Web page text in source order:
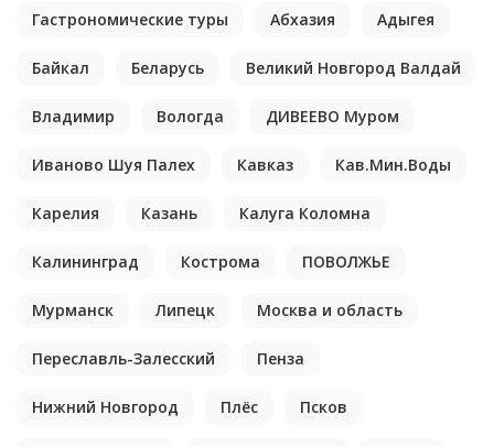
Гастрономические туры Абхазия Адыгея
Байкал Беларусь Великий Новгород Валдай
Владимир Вологда ДИВЕЕВО Муром
Иваново Шуя Палех Кавказ Кав.Мин.Воды
Карелия Казань Калуга Коломна
Калининград Кострома ПОВОЛЖЬЕ
Мурманск Липецк Москва и область
Переславль-Залесский Пенза
Нижний Новгород Плёс Псков